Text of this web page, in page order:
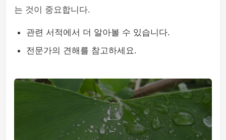
는 것이 중요합니다.
관련 서적에서 더 알아볼 수 있습니다.
전문가의 견해를 참고하세요.